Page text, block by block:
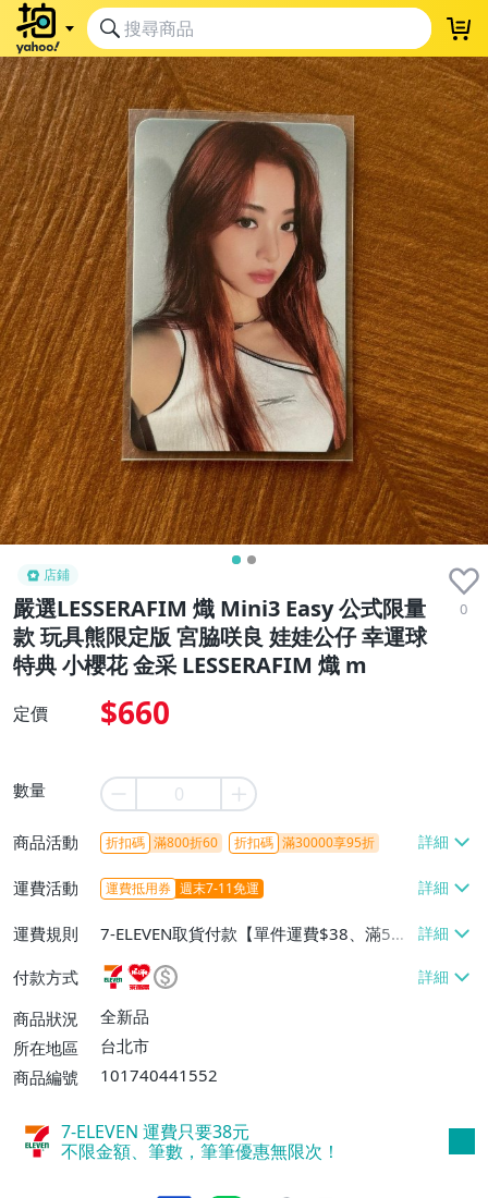
店鋪
嚴選LESSERAFIM 熾 Mini3 Easy 公式限量
款 玩具熊限定版 宮脇咲良 娃娃公仔 幸運球
特典 小櫻花 金采 LESSERAFIM 熾 m
0
定價 $660
數量
商品活動 折扣碼 滿800折60 折扣碼 滿30000享95折
運費活動 運費抵用券 週末7-11免運
運費規則
7-ELEVEN取貨付款【單件運費$38、滿5件
或消費滿$1298免運費】、7-ELEVEN取貨
不付款【免運費】、萊爾富取貨付款【單件
運費$60、滿5件或消費滿$1298免運
費】、宅配/貨運【單件運費$120、滿5件
付款方式
商品狀況
全新品
所在地區
台北市
商品編號
101740441552
7-ELEVEN 運費只要38元
不限金額、筆數，筆筆優惠無限次！